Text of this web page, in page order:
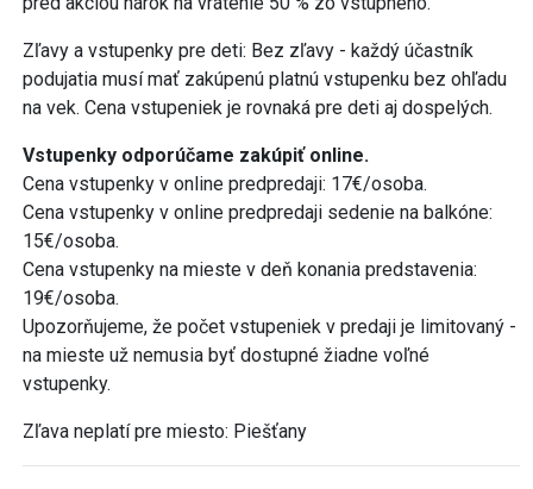
Zľavy a vstupenky pre deti: Bez zľavy - každý účastník
podujatia musí mať zakúpenú platnú vstupenku bez ohľadu
na vek. Cena vstupeniek je rovnaká pre deti aj dospelých.
Vstupenky odporúčame zakúpiť online.
Cena vstupenky v online predpredaji: 17€/osoba.
Cena vstupenky v online predpredaji sedenie na balkóne:
15€/osoba.
Cena vstupenky na mieste v deň konania predstavenia:
19€/osoba.
Upozorňujeme, že počet vstupeniek v predaji je limitovaný -
na mieste už nemusia byť dostupné žiadne voľné
vstupenky.
Zľava neplatí pre miesto: Piešťany